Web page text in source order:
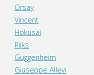
Orsay
Vincent
Hokusai
Rijks
Guggenheim
Giuseppe Allevi